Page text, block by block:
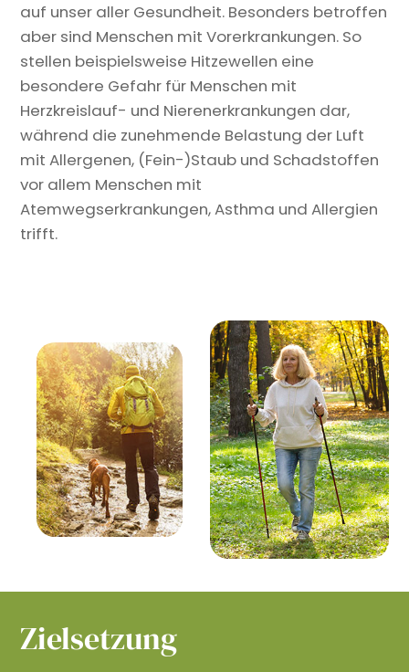
auf unser aller Gesundheit. Besonders betroffen
aber sind Menschen mit Vorerkrankungen. So
stellen beispielsweise Hitzewellen eine
besondere Gefahr für Menschen mit
Herzkreislauf- und Nierenerkrankungen dar,
während die zunehmende Belastung der Luft
mit Allergenen, (Fein-)Staub und Schadstoffen
vor allem Menschen mit
Atemwegserkrankungen, Asthma und Allergien
trifft.
Zielsetzung